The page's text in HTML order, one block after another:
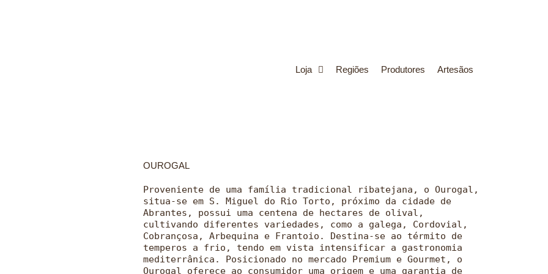
Loja Regiões Produtores Artesãos
OUROGAL
Proveniente de uma família tradicional ribatejana, o Ourogal,
situa-se em S. Miguel do Rio Torto, próximo da cidade de
Abrantes, possui uma centena de hectares de olival,
cultivando diferentes variedades, como a galega, Cordovial,
Cobrançosa, Arbequina e Frantoio. Destina-se ao térmito de
temperos a frio, tendo em vista intensificar a gastronomia
mediterrânica. Posicionado no mercado Premium e Gourmet, o
Ourogal oferece ao consumidor uma origem e uma garantia de